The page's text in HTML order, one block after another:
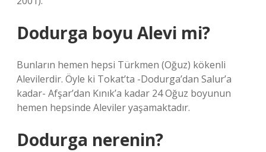
Dodurga boyu Alevi mi?
Bunların hemen hepsi Türkmen (Oğuz) kökenli
Alevilerdir. Öyle ki Tokat’ta -Dodurga’dan Salur’a
kadar- Afşar’dan Kınık’a kadar 24 Oğuz boyunun
hemen hepsinde Aleviler yaşamaktadır.
Dodurga nerenin?